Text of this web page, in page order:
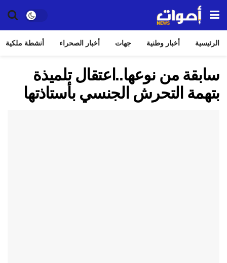
الرئيسية أخبار وطنية جهات أخبار الصحراء أنشطة ملكية
سابقة من نوعها..اعتقال تلميذة
بتهمة التحرش الجنسي بأستاذتها